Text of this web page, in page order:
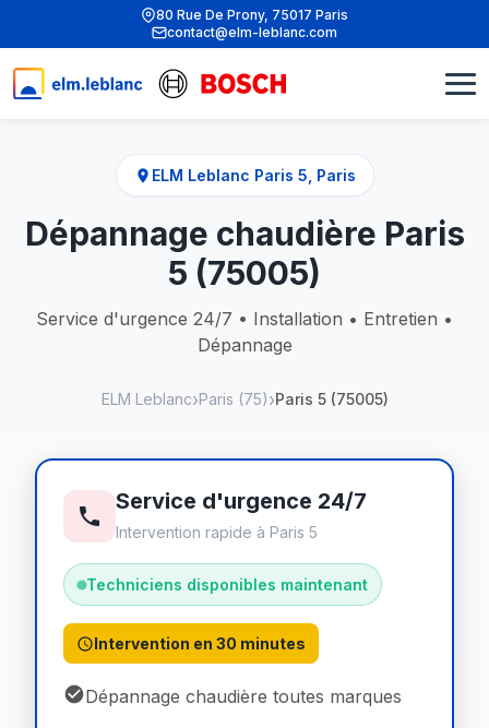
80 Rue De Prony, 75017 Paris
contact@elm-leblanc.com
ELM Leblanc Paris 5, Paris
Dépannage chaudière Paris
5 (75005)
Service d'urgence 24/7 • Installation • Entretien •
Dépannage
ELM Leblanc Paris (75) Paris 5 (75005)
Service d'urgence 24/7
Intervention rapide à Paris 5
Techniciens disponibles maintenant
Intervention en 30 minutes
Dépannage chaudière toutes marques